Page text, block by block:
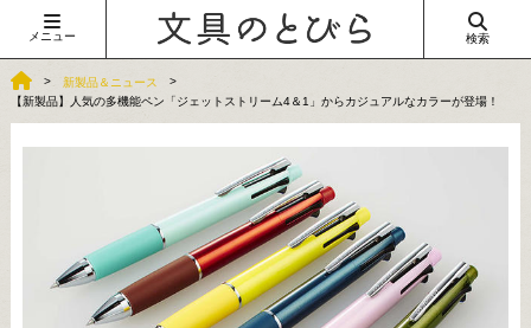
メニュー 検索
新製品＆ニュース
【新製品】人気の多機能ペン「ジェットストリーム4＆1」からカジュアルなカラーが登場！